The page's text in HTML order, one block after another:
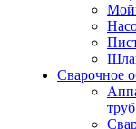
Сварочное
труб